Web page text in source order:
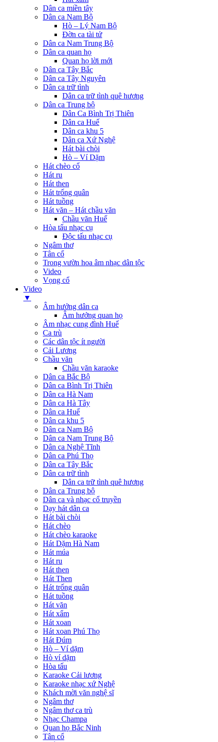
Dân ca miền tây
Dân ca Nam Bộ
Hò – Lý Nam Bộ
Đờn ca tài tử
Dân ca Nam Trung Bộ
Dân ca quan họ
Quan họ lời mới
Dân ca Tây Bắc
Dân ca Tây Nguyên
Dân ca trữ tình
Dân ca trữ tình quê hương
Dân ca Trung bộ
Dân Ca Bình Trị Thiên
Dân ca Huế
Dân ca khu 5
Dân ca Xứ Nghệ
Hát bài chòi
Hò – Ví Dặm
Hát chèo cổ
Hát ru
Hát then
Hát trống quân
Hát tuồng
Hát văn – Hát chầu văn
Chầu văn Huế
Hòa tấu nhạc cụ
Độc tấu nhạc cụ
Ngâm thơ
Tân cổ
Trong vườn hoa âm nhạc dân tộc
Video
Vọng cổ
Video
▼
Âm hưởng dân ca
Âm hưởng quan họ
Âm nhạc cung đình Huế
Ca trù
Các dân tộc ít người
Cải Lương
Chầu văn
Chầu văn karaoke
Dân ca Bắc Bộ
Dân ca Bình Trị Thiên
Dân ca Hà Nam
Dân ca Hà Tây
Dân ca Huế
Dân ca khu 5
Dân ca Nam Bộ
Dân ca Nam Trung Bộ
Dân ca Nghệ Tĩnh
Dân ca Phú Thọ
Dân ca Tây Bắc
Dân ca trữ tình
Dân ca trữ tình quê hương
Dân ca Trung bộ
Dân ca và nhạc cổ truyền
Dạy hát dân ca
Hát bài chòi
Hát chèo
Hát chèo karaoke
Hát Dặm Hà Nam
Hát múa
Hát ru
Hát then
Hát Then
Hát trống quân
Hát tuồng
Hát văn
Hát xẩm
Hát xoan
Hát xoan Phú Thọ
Hát Đúm
Hò – Ví dặm
Hò ví dặm
Hòa tấu
Karaoke Cải lương
Karaoke nhạc xứ Nghệ
Khách mời văn nghệ sĩ
Ngâm thơ
Ngâm thơ ca trù
Nhạc Champa
Quan họ Bắc Ninh
Tân cổ